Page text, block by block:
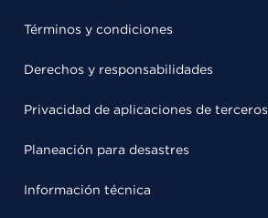
Términos y condiciones
Derechos y responsabilidades
Privacidad de aplicaciones de terceros
Planeación para desastres
Información técnica